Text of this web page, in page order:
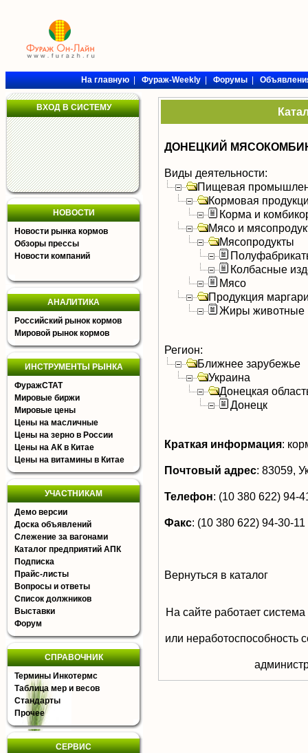
На главную|Фураж-Weekly|Форумы|
ВХОД В СИСТЕМУ
НОВОСТИ
Новости рынка кормов
Обзоры прессы
Новости компаний
АНАЛИТИКА
Российский рынок кормов
Мировой рынок кормов
ИНСТРУМЕНТЫ РЫНКА
ФуражСТАТ
Мировые биржи
Мировые цены
Цены на масличные
Цены на зерно в России
Цены на АК в Китае
Цены на витамины в Китае
УЧАСТНИКАМ
Демо версии
Доска объявлений
Слежение за вагонами
Каталог предприятий АПК
Подписка
Прайс-листы
Вопросы и ответы
Список должников
Выставки
Форум
СПРАВОЧНИК
Термины Инкотермс
Таблица мер и весов
Стандарты
Прочее
СЕРВИС
ДОНЕЦКИЙ
Виды деятельности:
Пищевая
Кормовая
Корма и
Мясо и
Мясопродукты
Колбасные
Мясо
Продукция
Жиры животные
Регион:
Ближнее зарубежье
Украина
Донецкая
Донецк
Краткая информация:
Почтовый адрес: 83059,
Телефон: (10 380 622) 94-
Факс: (10 380 622) 94-30-11
Вернуться в каталог
На сайте работает
или неработоспособность